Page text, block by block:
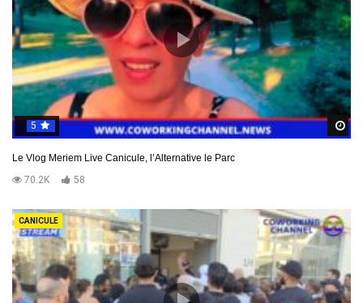
5
Le Vlog Meriem Live Canicule, l’Alternative le Parc
70.2K
58
CANICULE